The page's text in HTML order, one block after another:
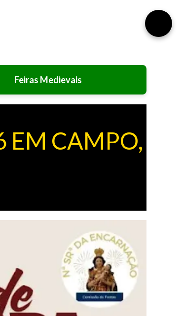
Feiras Medievais
EM CAMPO,